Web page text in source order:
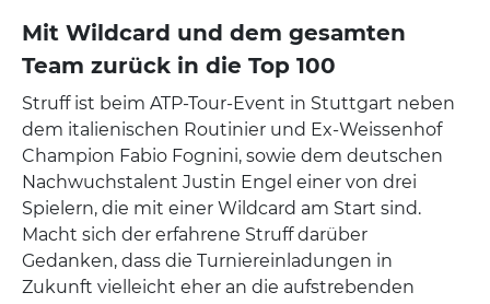
Mit Wildcard und dem gesamten
Team zurück in die Top 100
Struff ist beim ATP-Tour-Event in Stuttgart neben
dem italienischen Routinier und Ex-Weissenhof
Champion Fabio Fognini, sowie dem deutschen
Nachwuchstalent Justin Engel einer von drei
Spielern, die mit einer Wildcard am Start sind.
Macht sich der erfahrene Struff darüber
Gedanken, dass die Turniereinladungen in
Zukunft vielleicht eher an die aufstrebenden